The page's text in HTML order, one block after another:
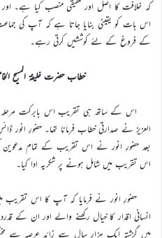
کہ خلافت کا اصل اور حقیقی منصب کیا ہے۔
اس بات کو یقینی بنایا جاتا ہے کہ آپ کی
کے فروغ کے لئے کوششیں کرتی رہے۔
خطاب حضرت خلیفۃ المسیح
اس کے ساتھ ہی تقریب اس بابرکت مرحلہ پر
العزیز نے صدارتی خطاب فرمانا تھا۔ حضورِ انور
بعد حضورِ انور نے اس تقریب کے تمام مدعوین کو
اس تقریب میں شامل ہونے پر شکریہ ادا کیا۔
حضورِ انور نے فرمایا کہ آپ کا اس
انسانی اقدار کا خیال رکھنے والے اور ان کے
میں گزشتہ ایک ہزار سال سے زائد عرصہ سے